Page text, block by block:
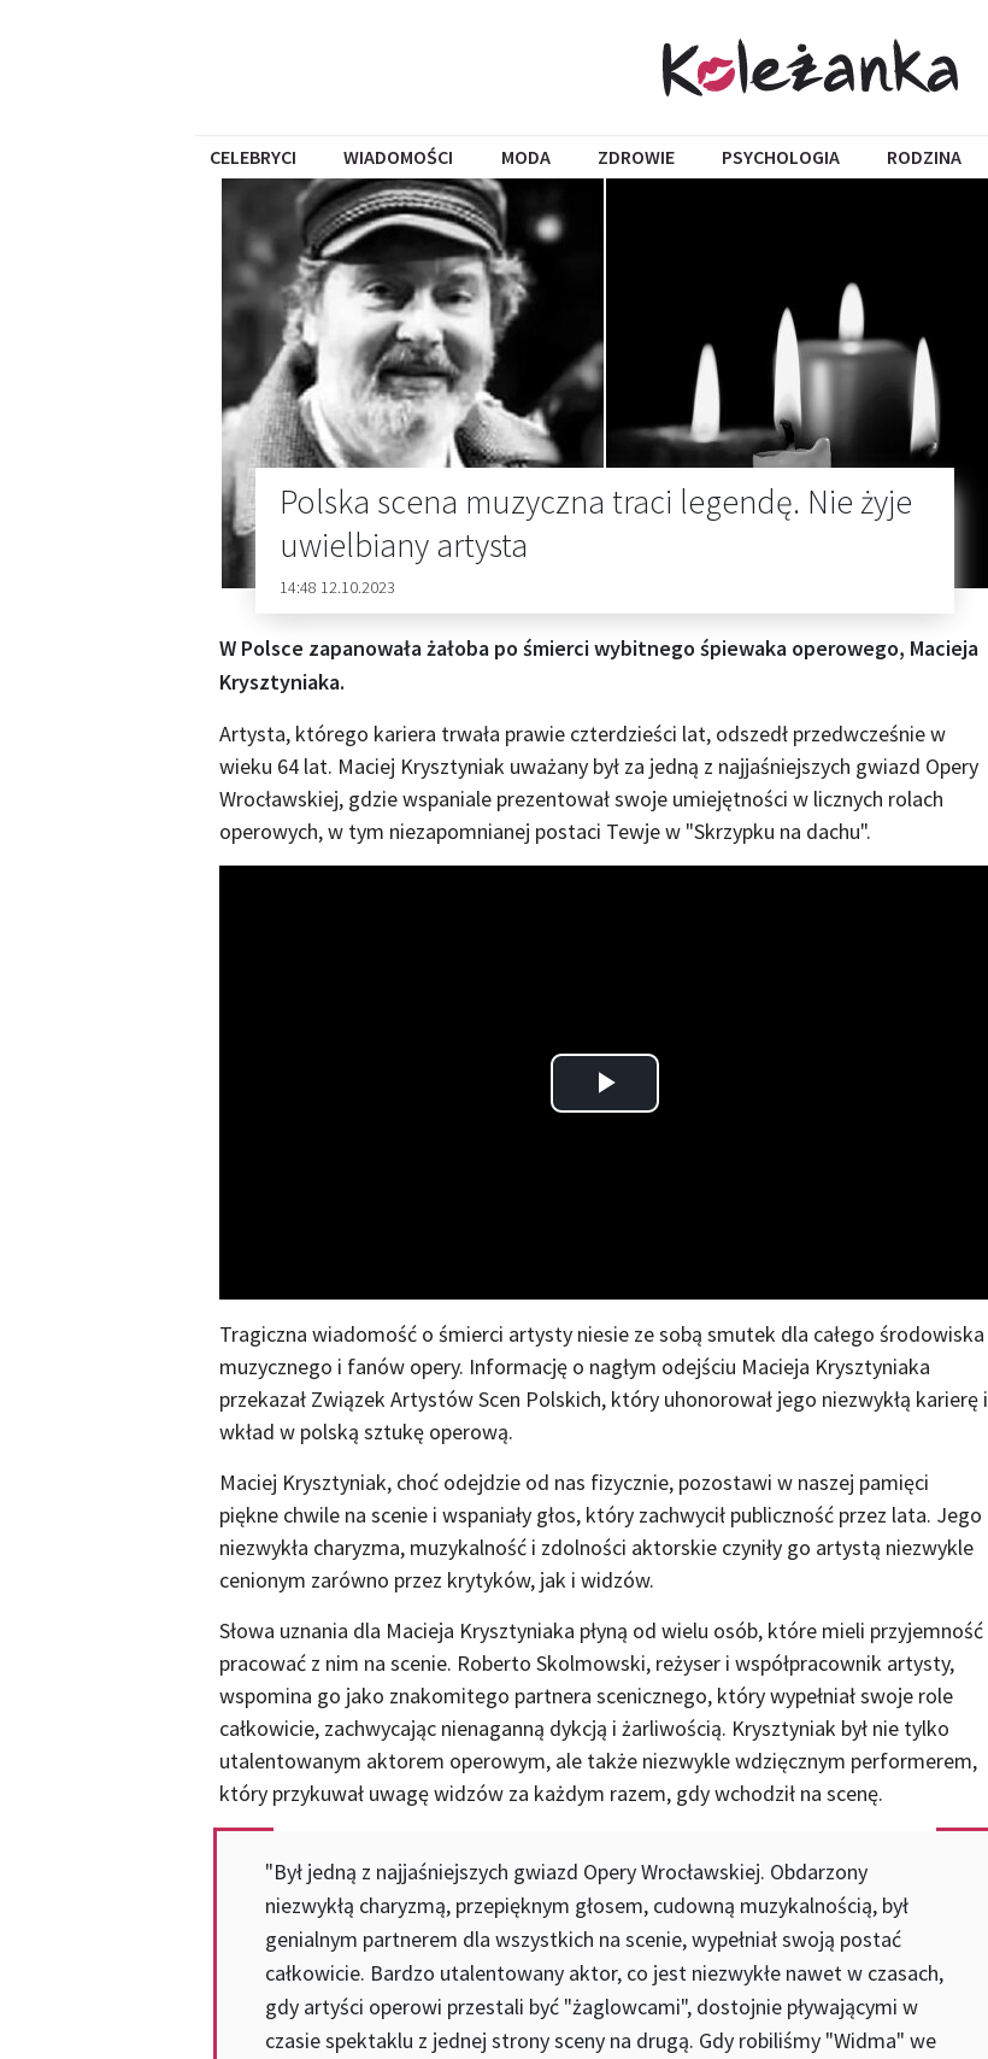
CELEBRYCI WIADOMOŚCI MODA ZDROWIE PSYCHOLOGIA RODZINA
Polska scena muzyczna traci legendę. Nie żyje
uwielbiany artysta
14:48 12.10.2023
W Polsce zapanowała żałoba po śmierci wybitnego śpiewaka operowego, Macieja
Krysztyniaka.
Artysta, którego kariera trwała prawie czterdzieści lat, odszedł przedwcześnie w
wieku 64 lat. Maciej Krysztyniak uważany był za jedną z najjaśniejszych gwiazd Opery
Wrocławskiej, gdzie wspaniale prezentował swoje umiejętności w licznych rolach
operowych, w tym niezapomnianej postaci Tewje w "Skrzypku na dachu".
Play
Tragiczna wiadomość o śmierci artysty niesie ze sobą smutek dla całego środowiska
muzycznego i fanów opery. Informację o nagłym odejściu Macieja Krysztyniaka
przekazał Związek Artystów Scen Polskich, który uhonorował jego niezwykłą karierę i
wkład w polską sztukę operową.
Maciej Krysztyniak, choć odejdzie od nas fizycznie, pozostawi w naszej pamięci
piękne chwile na scenie i wspaniały głos, który zachwycił publiczność przez lata. Jego
niezwykła charyzma, muzykalność i zdolności aktorskie czyniły go artystą niezwykle
cenionym zarówno przez krytyków, jak i widzów.
Słowa uznania dla Macieja Krysztyniaka płyną od wielu osób, które mieli przyjemność
pracować z nim na scenie. Roberto Skolmowski, reżyser i współpracownik artysty,
wspomina go jako znakomitego partnera scenicznego, który wypełniał swoje role
całkowicie, zachwycając nienaganną dykcją i żarliwością. Krysztyniak był nie tylko
utalentowanym aktorem operowym, ale także niezwykle wdzięcznym performerem,
który przykuwał uwagę widzów za każdym razem, gdy wchodził na scenę.
"Był jedną z najjaśniejszych gwiazd Opery Wrocławskiej. Obdarzony
niezwykłą charyzmą, przepięknym głosem, cudowną muzykalnością, był
genialnym partnerem dla wszystkich na scenie, wypełniał swoją postać
całkowicie. Bardzo utalentowany aktor, co jest niezwykłe nawet w czasach,
gdy artyści operowi przestali być "żaglowcami", dostojnie pływającymi w
czasie spektaklu z jednej strony sceny na drugą. Gdy robiliśmy "Widma" we